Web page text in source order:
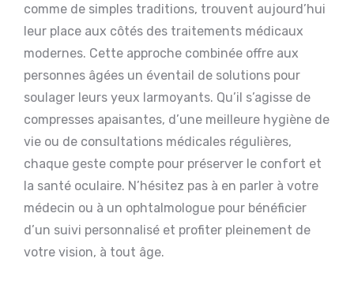
comme de simples traditions, trouvent aujourd’hui
leur place aux côtés des traitements médicaux
modernes. Cette approche combinée offre aux
personnes âgées un éventail de solutions pour
soulager leurs yeux larmoyants. Qu’il s’agisse de
compresses apaisantes, d’une meilleure hygiène de
vie ou de consultations médicales régulières,
chaque geste compte pour préserver le confort et
la santé oculaire. N’hésitez pas à en parler à votre
médecin ou à un ophtalmologue pour bénéficier
d’un suivi personnalisé et profiter pleinement de
votre vision, à tout âge.